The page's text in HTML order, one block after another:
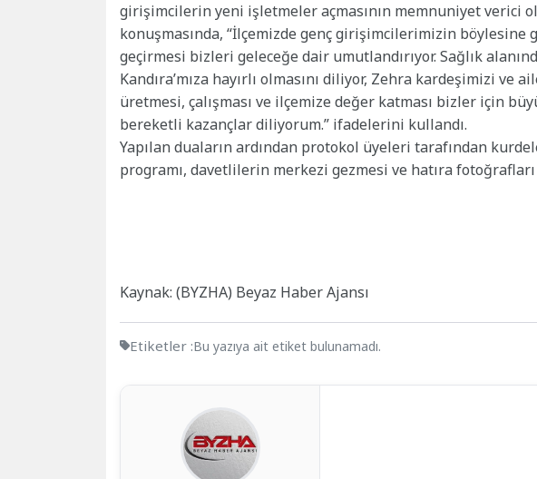
girişimcilerin yeni işletmeler açmasının memnuniyet verici
konuşmasında, “İlçemizde genç girişimcilerimizin böylesine
geçirmesi bizleri geleceğe dair umutlandırıyor. Sağlık
Kandıra’mıza hayırlı olmasını diliyor, Zehra kardeşimizi
üretmesi, çalışması ve ilçemize değer katması bizler için
bereketli kazançlar diliyorum.” ifadelerini kullandı.
Yapılan duaların ardından protokol üyeleri tarafından
programı, davetlilerin merkezi gezmesi ve hatıra
Kaynak: (BYZHA) Beyaz Haber Ajansı
Etiketler :Bu yazıya ait etiket bulunamadı.